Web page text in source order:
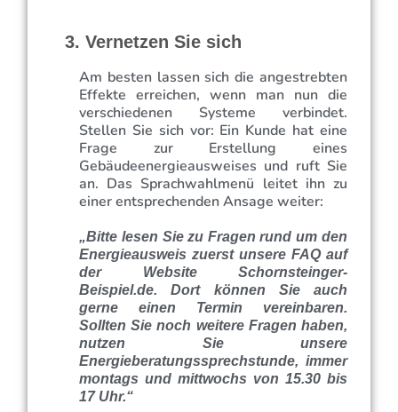
3. Vernetzen Sie sich
Am besten lassen sich die angestrebten
Effekte erreichen, wenn man nun die
verschiedenen Systeme verbindet.
Stellen Sie sich vor: Ein Kunde hat eine
Frage zur Erstellung eines
Gebäudeenergieausweises und ruft Sie
an. Das Sprachwahlmenü leitet ihn zu
einer entsprechenden Ansage weiter:
„Bitte lesen Sie zu Fragen rund um den
Energieausweis zuerst unsere FAQ auf
der Website Schornsteinger-
Beispiel.de. Dort können Sie auch
gerne einen Termin vereinbaren.
Sollten Sie noch weitere Fragen haben,
nutzen Sie unsere
Energieberatungssprechstunde, immer
montags und mittwochs von 15.30 bis
17 Uhr.“